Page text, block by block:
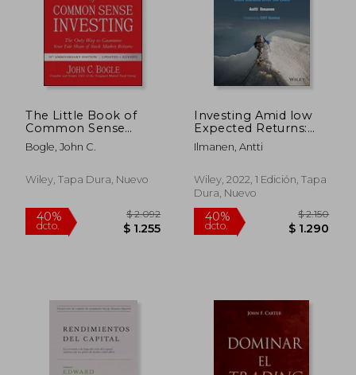
40% 35%
The Little Book of
Common Sense
Investing: The Only
way to Guarantee
Stock Market Returns
Bogle, John C.
Wiley, Tapa Dura, Nuevo
Investing Amid low
Expected Returns:
Making the Most
When Markets Offer
Ilmanen, Antti
Wiley, 2022, 1 Edición, Tapa
Dura, Nuevo